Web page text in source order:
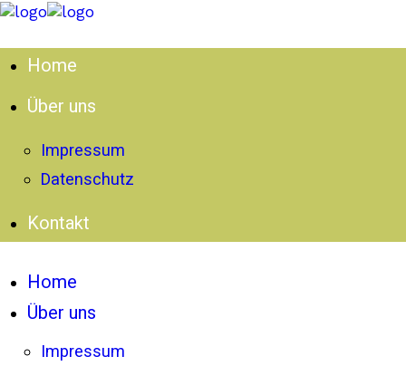
Home
Über uns
Impressum
Datenschutz
Kontakt
Home
Über uns
Impressum